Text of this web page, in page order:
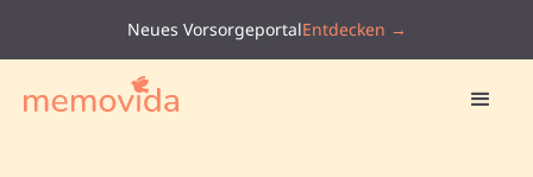
Neues VorsorgeportalEntdecken →